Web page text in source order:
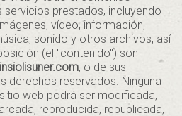
servicios prestados, incluyendo
vídeo, información,
sonido y otros archivos, así
(el "contenido") son
, o de sus
derechos reservados. Ninguna
web podrá ser modificada,
reproducida, republicada,